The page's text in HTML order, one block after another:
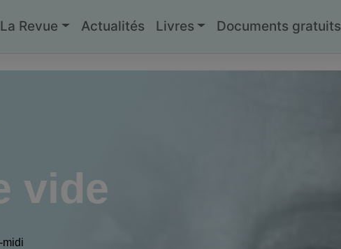
La Revue Actualités Livres Documents gratuits
vide
midi